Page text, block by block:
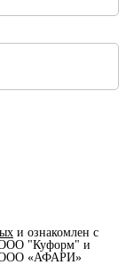
и ознакомлен с
"Куформ" и
«АФАРИ»